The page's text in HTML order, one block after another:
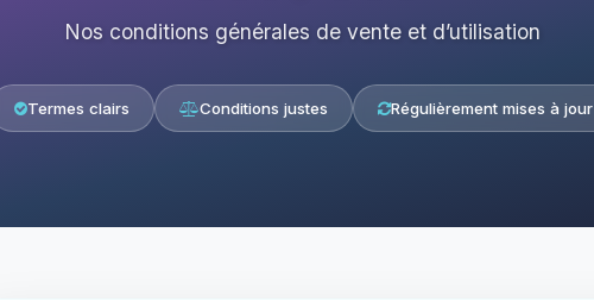
Nos conditions générales de vente et d’utilisation
Termes clairs Conditions justes Régulièrement mises à jour